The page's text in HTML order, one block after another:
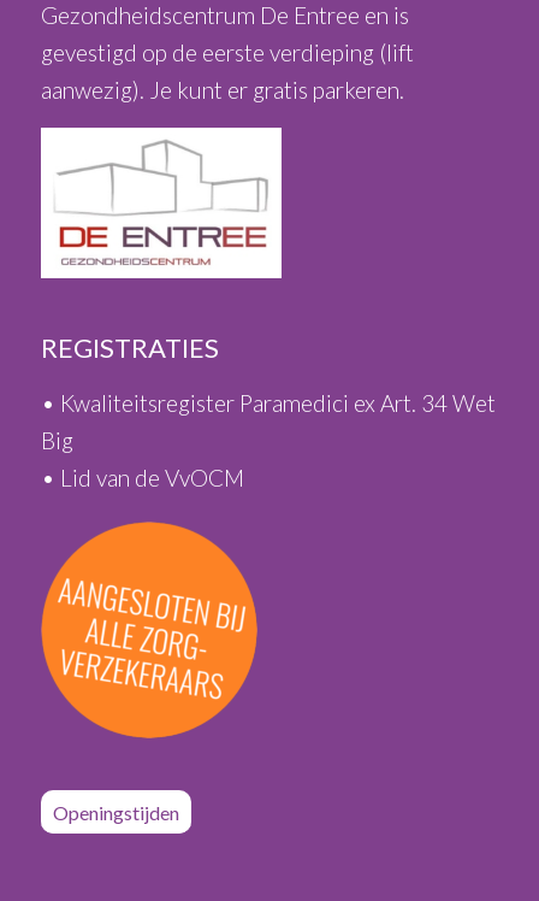
Gezondheidscentrum De Entree en is
gevestigd op de eerste verdieping (lift
aanwezig). Je kunt er gratis parkeren.
REGISTRATIES
• Kwaliteitsregister Paramedici ex Art. 34 Wet
Big
• Lid van de VvOCM
Openingstijden